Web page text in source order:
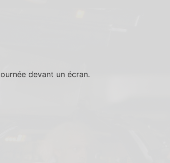
devant un écran.